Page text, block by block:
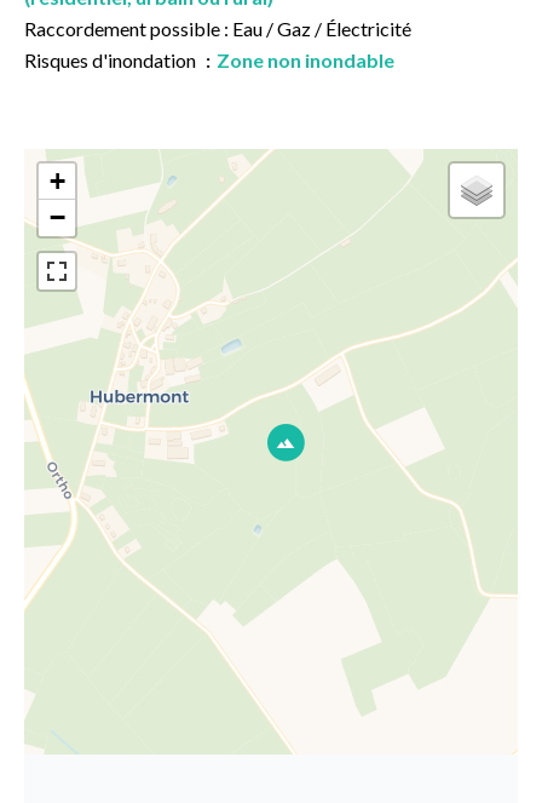
Raccordement possible : Eau / Gaz / Électricité
Risques d'inondation
Zone non inondable
+
−